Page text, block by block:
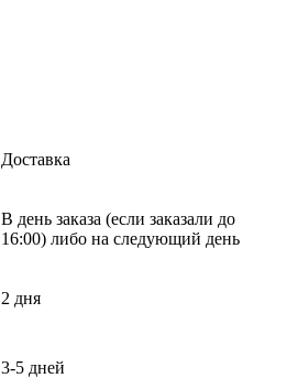
Доставка
В день заказа (если заказали до
16:00) либо на следующий день
2 дня
3-5 дней